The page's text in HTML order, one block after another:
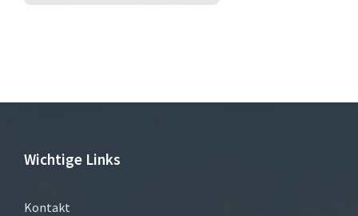
Wichtige Links
Kontakt